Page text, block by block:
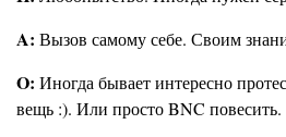
A: Вызов самому себе. Своим
O: Иногда бывает интересно
вещь :). Или просто BNC повесить.